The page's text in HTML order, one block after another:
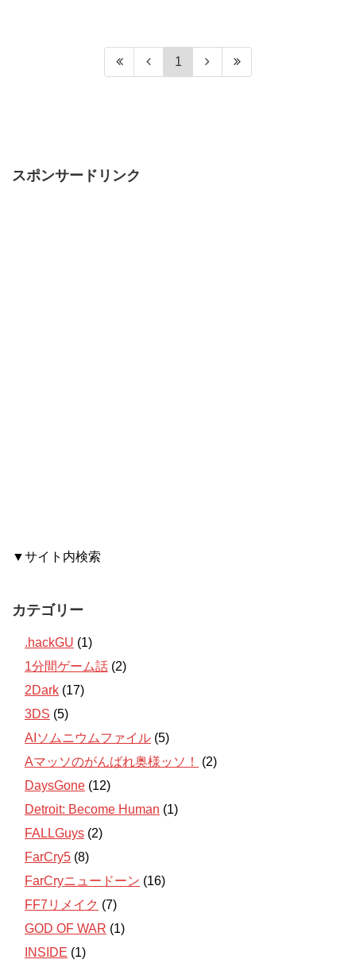
1
スポンサードリンク
▼サイト内検索
カテゴリー
.hackGU (1)
1分間ゲーム話 (2)
2Dark (17)
3DS (5)
AIソムニウムファイル (5)
Aマッソのがんばれ奥様ッソ！
(2)
DaysGone (12)
Detroit: Become Human (1)
FALLGuys (2)
FarCry5 (8)
FarCryニュードーン (16)
FF7リメイク (7)
GOD OF WAR (1)
INSIDE (1)